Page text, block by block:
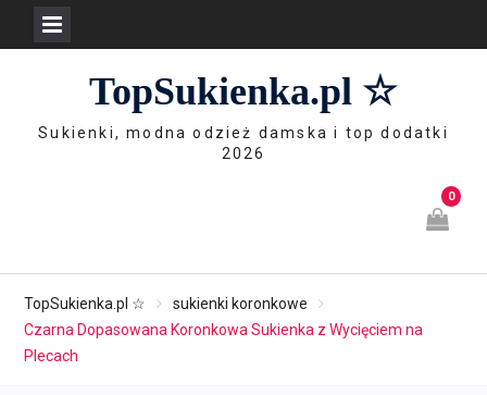
TopSukienka.pl ☆
Sukienki, modna odzież damska i top dodatki
2026
0
TopSukienka.pl ☆
sukienki koronkowe
Czarna Dopasowana Koronkowa Sukienka z Wycięciem na
Plecach